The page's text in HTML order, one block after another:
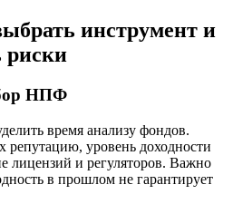
инструмент и
риски
НПФ
время анализу фондов.
уровень доходности
лицензий и регуляторов. Важно
в прошлом не гарантирует